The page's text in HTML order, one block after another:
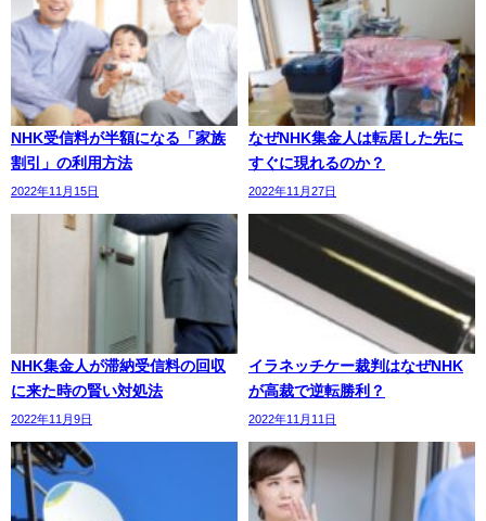
NHK受信料が半額になる「家族
割引」の利用方法
2022年11月15日
なぜNHK集金人は転居した先に
すぐに現れるのか？
2022年11月27日
NHK集金人が滞納受信料の回収
に来た時の賢い対処法
2022年11月9日
イラネッチケー裁判はなぜNHK
が高裁で逆転勝利？
2022年11月11日